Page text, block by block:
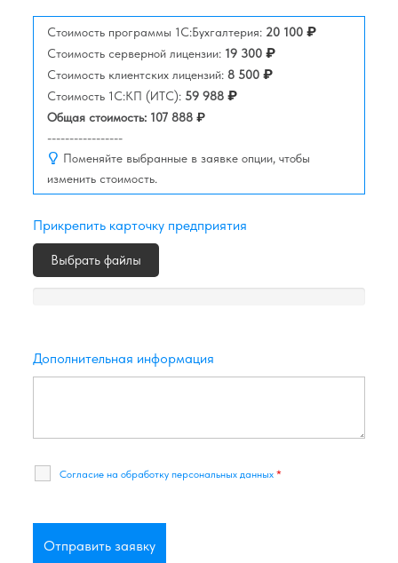
Стоимость программы 1С:Бухгалтерия: 20 100 ₽
Стоимость серверной лицензии: 19 300 ₽
Стоимость клиентских лицензий: 8 500 ₽
Стоимость 1C:КП (ИТС): 59 988 ₽
Общая стоимость: 107 888 ₽
-----------------
Поменяйте выбранные в заявке опции, чтобы
изменить стоимость.
Прикрепить карточку предприятия
Выбрать файлы
Дополнительная информация
Согласие на обработку персональных данных *